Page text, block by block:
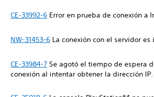
CE-33992-6 Error en prueba de conexión a
NW-31453-6 La conexión con el servidor es
CE-33984-7 Se agotó el tiempo de espera
conexión al intentar obtener la dirección IP.